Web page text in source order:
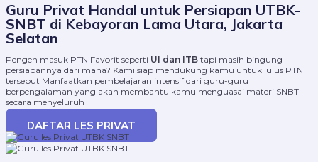
Guru Privat Handal untuk Persiapan UTBK-
SNBT di Kebayoran Lama Utara, Jakarta
Selatan
Pengen masuk PTN Favorit seperti UI dan ITB tapi masih bingung
persiapannya dari mana? Kami siap mendukung kamu untuk lulus PTN
tersebut Manfaatkan pembelajaran intensif dari guru-guru
berpengalaman yang akan membantu kamu menguasai materi SNBT
secara menyeluruh
DAFTAR LES PRIVAT